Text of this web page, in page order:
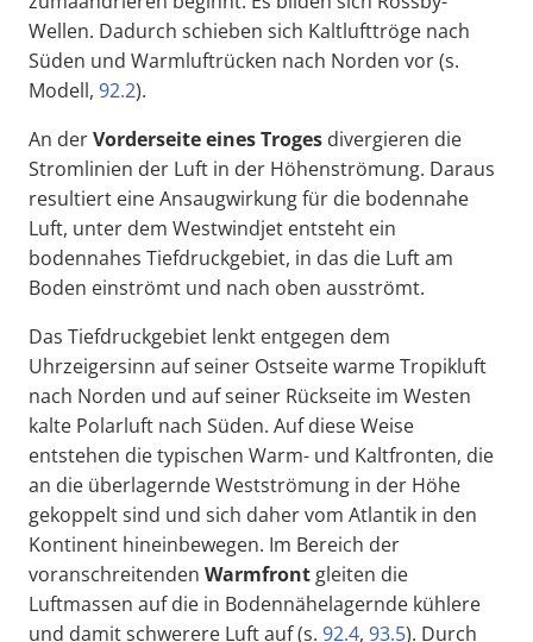
Wellen. Dadurch schieben sich Kaltlufttröge nach
Süden und Warmluftrücken nach Norden vor (s.
Modell, 92.2).
An derVorderseite eines Troges divergieren die
Stromlinien der Luft in der Höhenströmung. Daraus
resultiert eine Ansaugwirkung für die bodennahe
Luft, unter dem Westwindjet entsteht ein
bodennahes Tiefdruckgebiet, in das die Luft am
Boden einströmt und nach oben ausströmt.
Das Tiefdruckgebiet lenkt entgegen dem
Uhrzeigersinn auf seiner Ostseite warme Tropikluft
nach Norden und auf seiner Rückseite im Westen
kalte Polarluft nach Süden. Auf diese Weise
entstehen die typischen Warm- und Kaltfronten, die
an die überlagernde Westströmung in der Höhe
gekoppelt sind und sich daher vom Atlantik in den
Kontinent hineinbewegen. Im Bereich der
voranschreitenden Warmfrontgleiten die
Luftmassen auf die in Bodennähelagernde kühlere
und damit schwerere Luft auf (s. 92.4, 93.5). Durch